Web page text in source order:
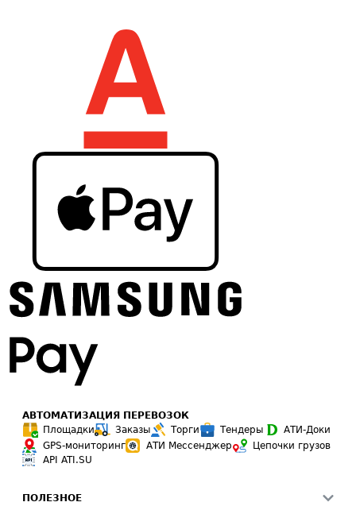
АВТОМАТИЗАЦИЯ ПЕРЕВОЗОК
Площадки
Заказы Торги Тендеры
АТИ-Доки
GPS-мониторинг
АТИ Мессенджер
Цепочки грузов
API ATI.SU
ПОЛЕЗНОЕ